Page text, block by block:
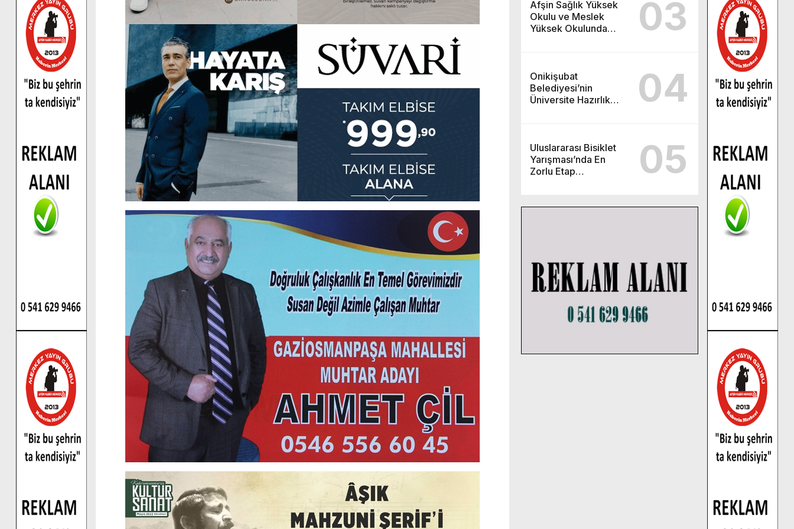
Afşin Sağlık Yüksek
Okulu ve Meslek
Yüksek Okulunda
03
Onikişubat
Belediyesi’nin
Üniversite Hazırlık
04
Uluslararası Bisiklet
Yarışması’nda En
Zorlu Etap
05